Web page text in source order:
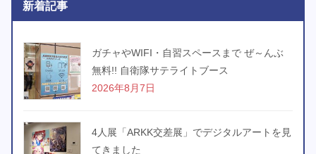
新着記事
ガチャやWIFI・自習スペースまで ぜ～んぶ
無料!! 自衛隊サテライトブース
2026年8月7日
4人展「ARKK交差展」でデジタルアートを見
てきました